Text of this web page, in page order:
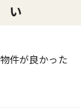
い
物件が良かった